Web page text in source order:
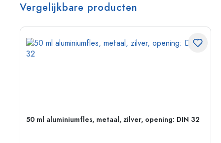
Vergelijkbare producten
50 ml aluminiumfles, metaal, zilver, opening: DIN 32